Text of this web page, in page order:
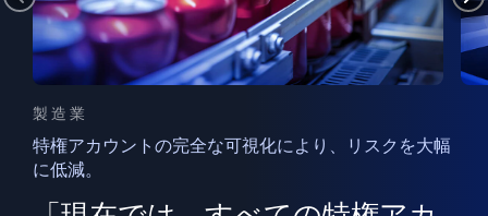
製造業
特権アカウントの完全な可視化により、リスクを大幅
に低減。